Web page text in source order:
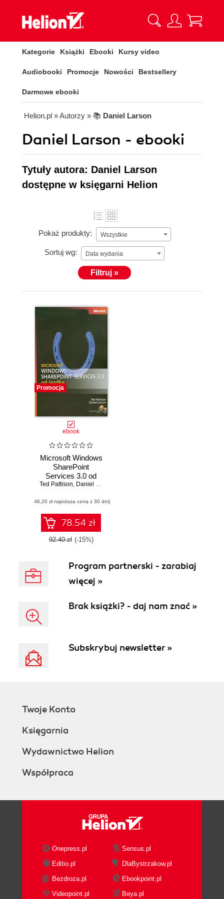
Kategorie Książki Ebooki Kursy video
Audiobooki Promocje Nowości Bestsellery
Darmowe ebooki
Helion.pl » Autorzy » 📚 Daniel Larson
Daniel Larson - ebooki
Tytuły autora: Daniel Larson
dostępne w księgarni Helion
Pokaż produkty: Wszystkie
Sortuj wg: Data wydania
Filtruj »
Promocja
ebook
Microsoft Windows
SharePoint
Services 3.0 od
środka
Ted Pattison, Daniel Larson
(46,20 zł najniższa cena z 30 dni)
78.54 zł
92.40 zł (-15%)
Program partnerski - zarabiaj
więcej »
Brak książki? - daj nam znać »
Subskrybuj newsletter »
Twoje Konto
Księgarnia
Wydawnictwo Helion
Współpraca
Onepress.pl
Sensus.pl
Editio.pl
DlaBystrzakow.pl
Bezdroza.pl
Ebookpoint.pl
Videopoint.pl
Beya.pl